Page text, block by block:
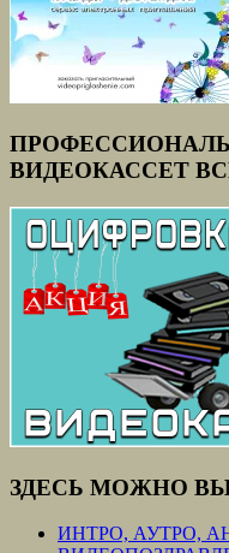
ВИДЕОКАССЕТ
ЗДЕСЬ МОЖНО
ИНТРО, АУТРО,